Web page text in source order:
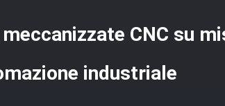
meccanizzate CNC su
industriale